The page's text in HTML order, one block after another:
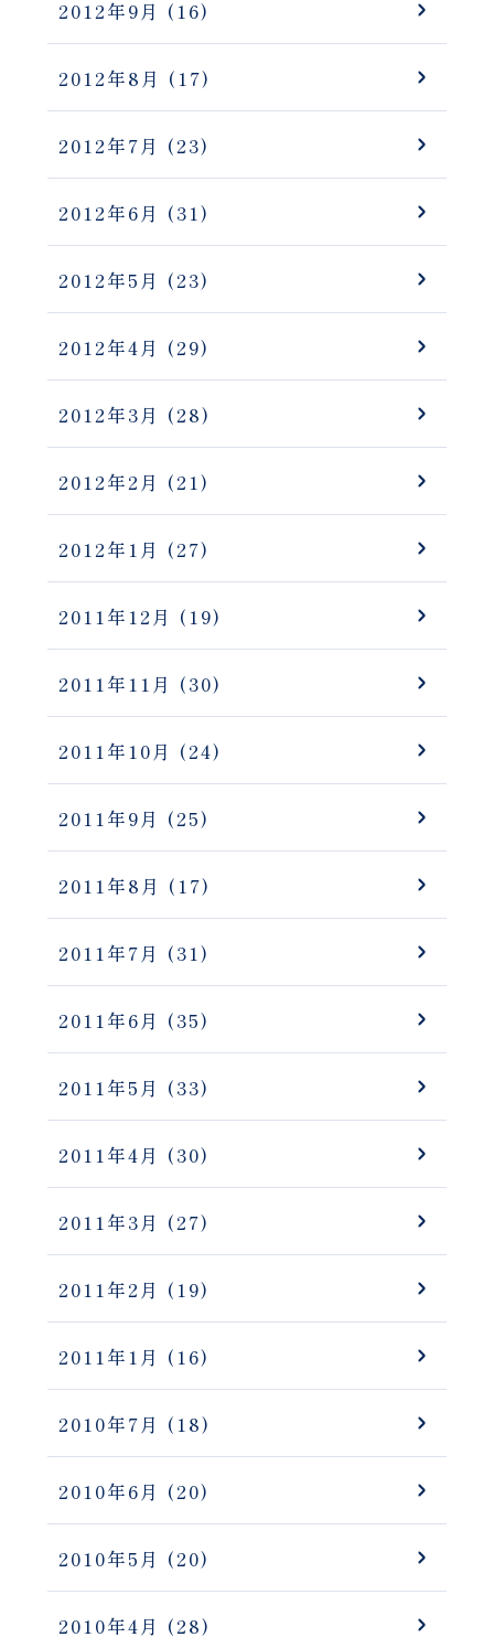
2012年9月 (16)
2012年8月 (17)
2012年7月 (23)
2012年6月 (31)
2012年5月 (23)
2012年4月 (29)
2012年3月 (28)
2012年2月 (21)
2012年1月 (27)
2011年12月 (19)
2011年11月 (30)
2011年10月 (24)
2011年9月 (25)
2011年8月 (17)
2011年7月 (31)
2011年6月 (35)
2011年5月 (33)
2011年4月 (30)
2011年3月 (27)
2011年2月 (19)
2011年1月 (16)
2010年7月 (18)
2010年6月 (20)
2010年5月 (20)
2010年4月 (28)